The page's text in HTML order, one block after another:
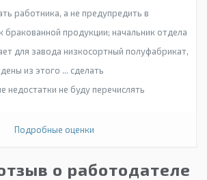
работника, а не предупредить в
бракованной продукции; начальник отдела
для завода низкосортный полуфабрикат,
из этого ... сделать
недостатки не буду перечислять
Подробные оценки
о работодателе